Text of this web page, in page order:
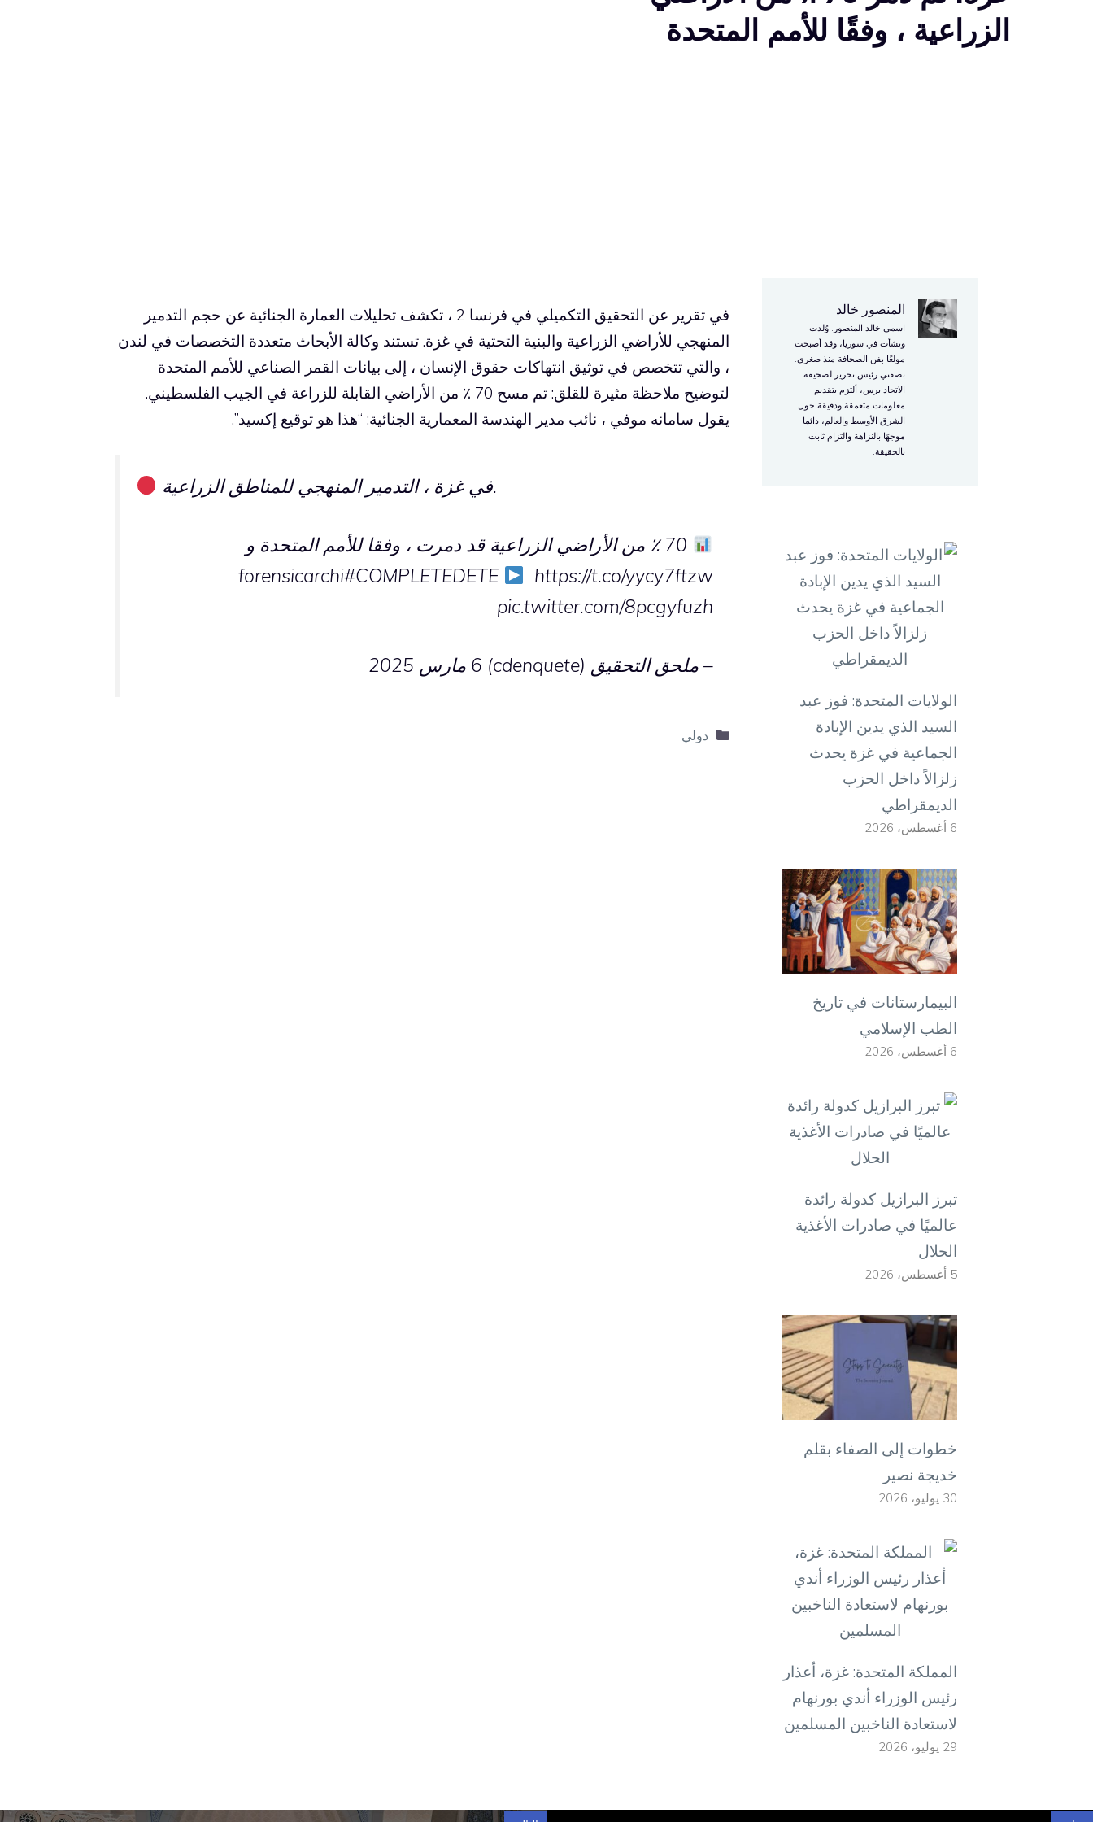
الزراعية ، وفقًا للأمم المتحدة
في تقرير عن التحقيق التكميلي في فرنسا 2 ، تكشف تحليلات العمارة الجنائية عن حجم التدمير
المنهجي للأراضي الزراعية والبنية التحتية في غزة. تستند وكالة الأبحاث متعددة التخصصات في لندن
، والتي تتخصص في توثيق انتهاكات حقوق الإنسان ، إلى بيانات القمر الصناعي للأمم المتحدة
لتوضيح ملاحظة مثيرة للقلق: تم مسح 70 ٪ من الأراضي القابلة للزراعة في الجيب الفلسطيني.
يقول سامانه موفي ، نائب مدير الهندسة المعمارية الجنائية: “هذا هو توقيع إكسيد”.
في غزة ، التدمير المنهجي للمناطق الزراعية.
forensicarchi#COMPLETEDETE
https://t.co/yycy7ftzw
pic.twitter.com/8pcgyfuzh
– ملحق التحقيق (cdenquete) 6 مارس 2025
التصنيفات
دولي
المنصور خالد
اسمي خالد المنصور. وُلدت
ونشأت في سوريا، وقد أصبحت
مولعًا بفن الصحافة منذ صغري.
بصفتي رئيس تحرير لصحيفة
الاتحاد برس، ألتزم بتقديم
معلومات متعمقة ودقيقة حول
الشرق الأوسط والعالم، دائما
موجهًا بالنزاهة والتزام ثابت
بالحقيقة.
الولايات المتحدة: فوز عبد
السيد الذي يدين الإبادة
الجماعية في غزة يحدث
زلزالاً داخل الحزب
الديمقراطي
6 أغسطس، 2026
البيمارستانات في تاريخ
الطب الإسلامي
6 أغسطس، 2026
تبرز البرازيل كدولة رائدة
عالميًا في صادرات الأغذية
الحلال
5 أغسطس، 2026
خطوات إلى الصفاء بقلم
خديجة نصير
30 يوليو، 2026
المملكة المتحدة: غزة، أعذار
رئيس الوزراء أندي بورنهام
لاستعادة الناخبين المسلمين
29 يوليو، 2026